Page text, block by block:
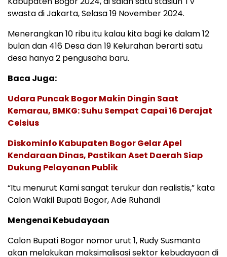
swasta di Jakarta, Selasa 19 November 2024.
Menerangkan 10 ribu itu kalau kita bagi ke dalam 12
bulan dan 416 Desa dan 19 Kelurahan berarti satu
desa hanya 2 pengusaha baru.
Baca Juga:
Udara Puncak Bogor Makin Dingin Saat
Kemarau, BMKG: Suhu Sempat Capai 16 Derajat
Celsius
Diskominfo Kabupaten Bogor Gelar Apel
Kendaraan Dinas, Pastikan Aset Daerah Siap
Dukung Pelayanan Publik
“Itu menurut Kami sangat terukur dan realistis,” kata
Calon Wakil Bupati Bogor, Ade Ruhandi
Mengenai Kebudayaan
Calon Bupati Bogor nomor urut 1, Rudy Susmanto
akan melakukan maksimalisasi sektor kebudayaan di